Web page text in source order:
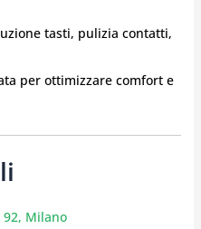
tasti, pulizia contatti,
per ottimizzare comfort e
Milano